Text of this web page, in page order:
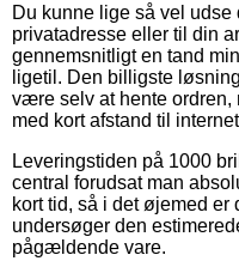
Du kunne lige så vel
privatadresse eller til din
gennemsnitligt en tand
ligetil. Den billigste
være selv at hente ordren,
med kort afstand til
Leveringstiden på 1000
central forudsat man
kort tid, så i det øjemed
undersøger den
pågældende vare.